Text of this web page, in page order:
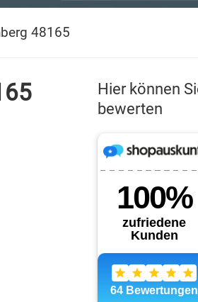
for:
48165
Hier können
bewerten